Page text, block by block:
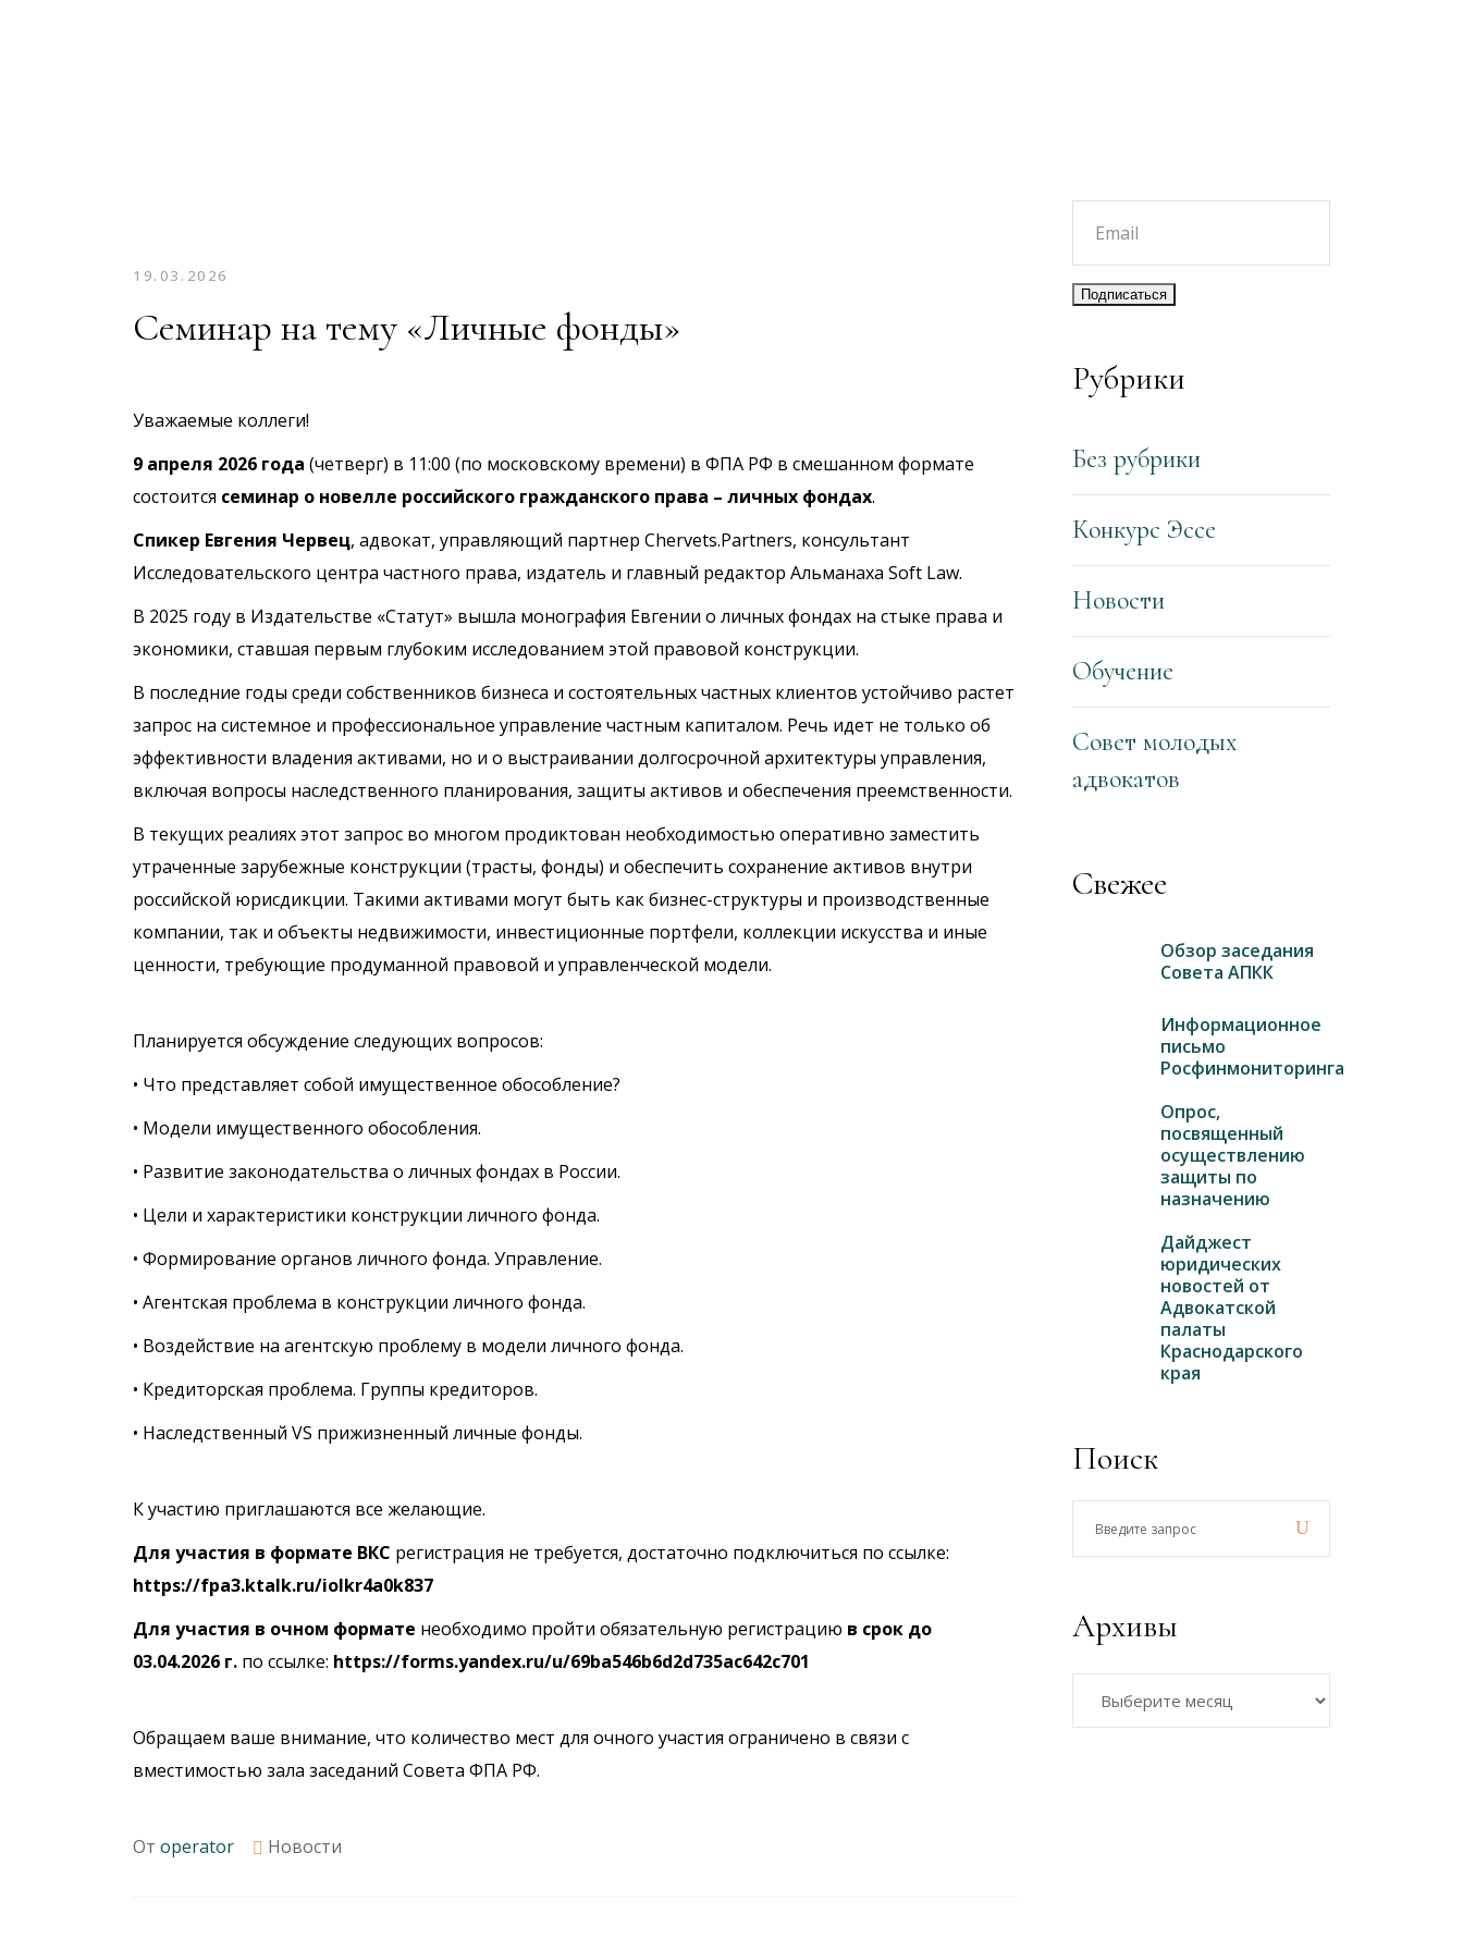
19.03.2026
Семинар на тему «Личные фонды»
Уважаемые коллеги!
9 апреля 2026 года (четверг) в 11:00 (по московскому времени) в ФПА РФ в смешанном формате
состоится семинар о новелле российского гражданского права – личных фондах.
Спикер Евгения Червец, адвокат, управляющий партнер Chervets.Partners, консультант
Исследовательского центра частного права, издатель и главный редактор Альманаха Soft Law.
В 2025 году в Издательстве «Статут» вышла монография Евгении о личных фондах на стыке права и
экономики, ставшая первым глубоким исследованием этой правовой конструкции.
В последние годы среди собственников бизнеса и состоятельных частных клиентов устойчиво растет
запрос на системное и профессиональное управление частным капиталом. Речь идет не только об
эффективности владения активами, но и о выстраивании долгосрочной архитектуры управления,
включая вопросы наследственного планирования, защиты активов и обеспечения преемственности.
В текущих реалиях этот запрос во многом продиктован необходимостью оперативно заместить
утраченные зарубежные конструкции (трасты, фонды) и обеспечить сохранение активов внутри
российской юрисдикции. Такими активами могут быть как бизнес-структуры и производственные
компании, так и объекты недвижимости, инвестиционные портфели, коллекции искусства и иные
ценности, требующие продуманной правовой и управленческой модели.
Планируется обсуждение следующих вопросов:
• Что представляет собой имущественное обособление?
• Модели имущественного обособления.
• Развитие законодательства о личных фондах в России.
• Цели и характеристики конструкции личного фонда.
• Формирование органов личного фонда. Управление.
• Агентская проблема в конструкции личного фонда.
• Воздействие на агентскую проблему в модели личного фонда.
• Кредиторская проблема. Группы кредиторов.
• Наследственный VS прижизненный личные фонды.
К участию приглашаются все желающие.
Для участия в формате ВКС регистрация не требуется, достаточно подключиться по ссылке:
https://fpa3.ktalk.ru/iolkr4a0k837
Для участия в очном формате необходимо пройти обязательную регистрацию в срок до
03.04.2026 г. по ссылке: https://forms.yandex.ru/u/69ba546b6d2d735ac642c701
Обращаем ваше внимание, что количество мест для очного участия ограничено в связи с
вместимостью зала заседаний Совета ФПА РФ.
От operator Новости
Рубрики
Без рубрики
Конкурс Эссе
Новости
Обучение
Совет молодых
адвокатов
Свежее
Обзор заседания
Совета АПКК
Информационное
письмо
Росфинмониторинга
Опрос,
посвященный
осуществлению
защиты по
назначению
Дайджест
юридических
новостей от
Адвокатской
палаты
Краснодарского
края
Поиск
Архивы